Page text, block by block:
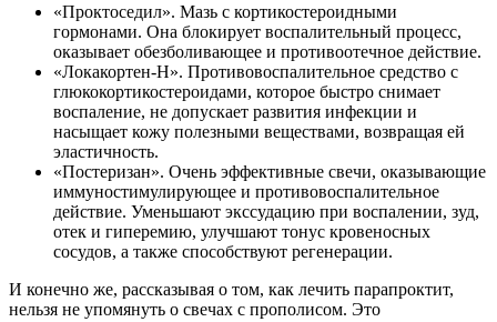
«Проктоседил». Мазь с кортикостероидными
гормонами. Она блокирует воспалительный процесс,
оказывает обезболивающее и противоотечное действие.
«Локакортен-Н». Противовоспалительное средство с
глюкокортикостероидами, которое быстро снимает
воспаление, не допускает развития инфекции и
насыщает кожу полезными веществами, возвращая ей
эластичность.
«Постеризан». Очень эффективные свечи, оказывающие
иммуностимулирующее и противовоспалительное
действие. Уменьшают экссудацию при воспалении, зуд,
отек и гиперемию, улучшают тонус кровеносных
сосудов, а также способствуют регенерации.
И конечно же, рассказывая о том, как лечить парапроктит,
нельзя не упомянуть о свечах с прополисом. Это